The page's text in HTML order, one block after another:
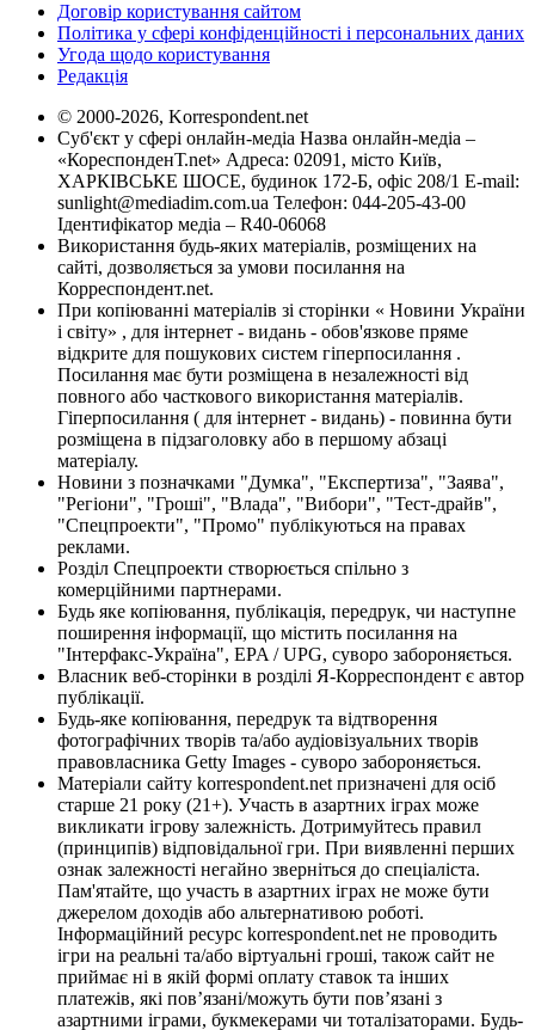
Договір користування сайтом
Політика у сфері конфіденційності і персональних даних
Угода щодо користування
Редакція
© 2000-2026, Korrespondent.net
Суб'єкт у сфері онлайн-медіа Назва онлайн-медіа –
«КореспонденТ.net» Адреса: 02091, місто Київ,
ХАРКІВСЬКЕ ШОСЕ, будинок 172-Б, офіс 208/1 E-mail:
sunlight@mediadim.com.ua Телефон: 044-205-43-00
Ідентифікатор медіа – R40-06068
Використання будь-яких матеріалів, розміщених на
сайті, дозволяється за умови посилання на
Корреспондент.net.
При копіюванні матеріалів зі сторінки « Новини України
і світу» , для інтернет - видань - обов'язкове пряме
відкрите для пошукових систем гіперпосилання .
Посилання має бути розміщена в незалежності від
повного або часткового використання матеріалів.
Гіперпосилання ( для інтернет - видань) - повинна бути
розміщена в підзаголовку або в першому абзаці
матеріалу.
Новини з позначками "Думка", "Експертиза", "Заява",
"Регіони", "Гроші", "Влада", "Вибори", "Тест-драйв",
"Спецпроекти", "Промо" публікуються на правах
реклами.
Розділ Спецпроекти створюється спільно з
комерційними партнерами.
Будь яке копіювання, публікація, передрук, чи наступне
поширення інформації, що містить посилання на
"Інтерфакс-Україна", EPA / UPG, суворо забороняється.
Власник веб-сторінки в розділі Я-Корреспондент є автор
публікації.
Будь-яке копіювання, передрук та відтворення
фотографічних творів та/або аудіовізуальних творів
правовласника Getty Images - суворо забороняється.
Матеріали сайту korrespondent.net призначені для осіб
старше 21 року (21+). Участь в азартних іграх може
викликати ігрову залежність. Дотримуйтесь правил
(принципів) відповідальної гри. При виявленні перших
ознак залежності негайно зверніться до спеціаліста.
Пам'ятайте, що участь в азартних іграх не може бути
джерелом доходів або альтернативою роботі.
Інформаційний ресурс korrespondent.net не проводить
ігри на реальні та/або віртуальні гроші, також сайт не
приймає ні в якій формі оплату ставок та інших
платежів, які пов’язані/можуть бути пов’язані з
азартними іграми, букмекерами чи тоталізаторами. Будь-